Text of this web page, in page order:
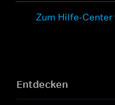
Zum Hilfe-
Entdecken